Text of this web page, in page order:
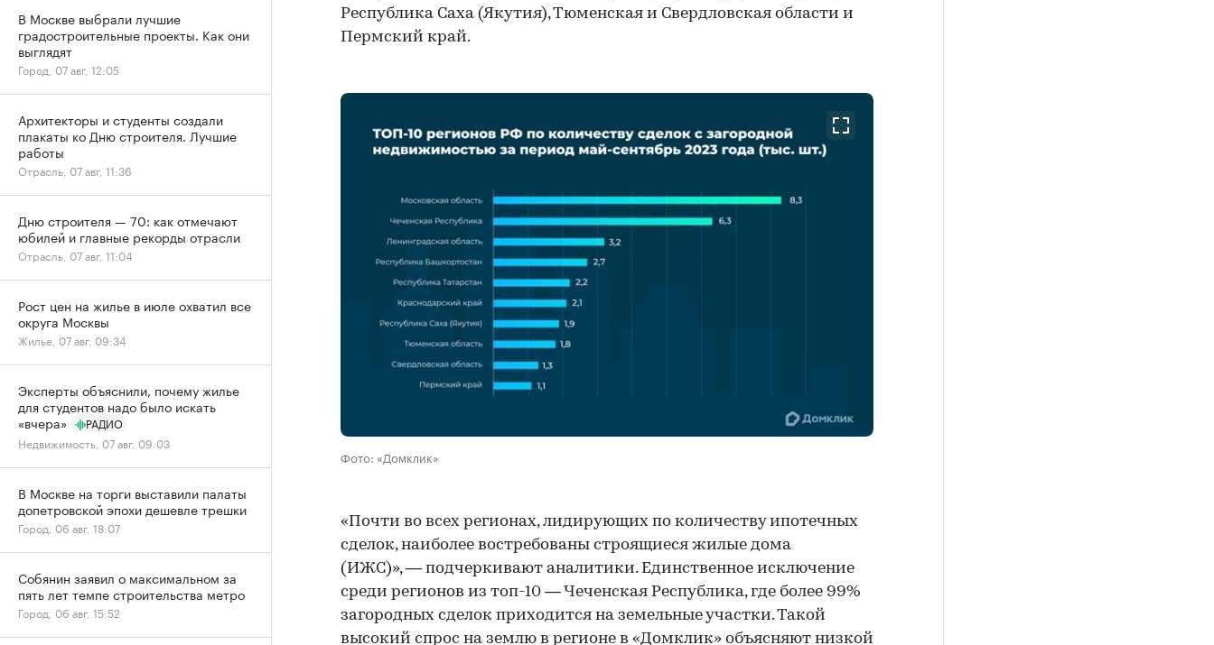
Республика Саха (Якутия), Тюменская и Свердловская области и
Пермский край.
Фото: «Домклик»
«Почти во всех регионах, лидирующих по количеству ипотечных
сделок, наиболее востребованы строящиеся жилые дома
(ИЖС)», — подчеркивают аналитики. Единственное исключение
среди регионов из топ-10 — Чеченская Республика, где более 99%
загородных сделок приходится на земельные участки. Такой
высокий спрос на землю в регионе в «Домклик» объясняют низкой
В Москве выбрали лучшие
градостроительные проекты. Как они
выглядят
Город, 07 авг, 12:05
Архитекторы и студенты создали
плакаты ко Дню строителя. Лучшие
работы
Отрасль, 07 авг, 11:36
Дню строителя — 70: как отмечают
юбилей и главные рекорды отрасли
Отрасль, 07 авг, 11:04
Рост цен на жилье в июле охватил все
округа Москвы
Жилье, 07 авг, 09:34
Эксперты объяснили, почему жилье
для студентов надо было искать
«вчера»
РАДИО
Недвижимость, 07 авг, 09:03
В Москве на торги выставили палаты
допетровской эпохи дешевле трешки
Город, 06 авг, 18:07
Собянин заявил о максимальном за
пять лет темпе строительства метро
Город, 06 авг, 15:52